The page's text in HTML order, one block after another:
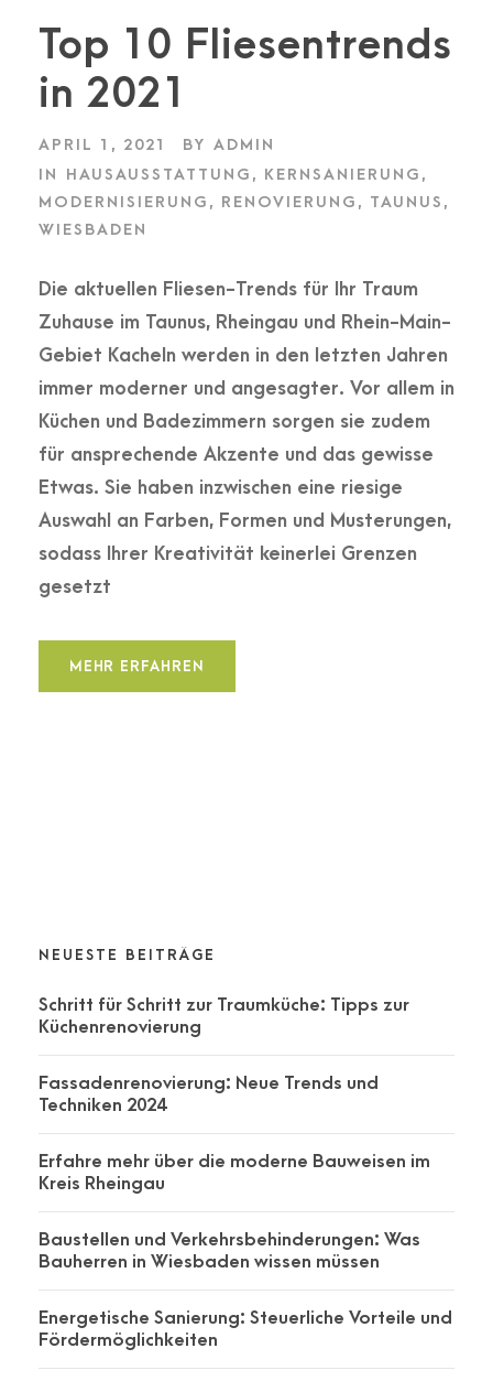
Top 10 Fliesentrends
in 2021
APRIL 1, 2021 BY ADMIN
IN
HAUSAUSSTATTUNG , KERNSANIERUNG ,
MODERNISIERUNG , RENOVIERUNG , TAUNUS ,
WIESBADEN
Die aktuellen Fliesen-Trends für Ihr Traum
Zuhause im Taunus, Rheingau und Rhein-Main-
Gebiet Kacheln werden in den letzten Jahren
immer moderner und angesagter. Vor allem in
Küchen und Badezimmern sorgen sie zudem
für ansprechende Akzente und das gewisse
Etwas. Sie haben inzwischen eine riesige
Auswahl an Farben, Formen und Musterungen,
sodass Ihrer Kreativität keinerlei Grenzen
gesetzt
MEHR ERFAHREN
NEUESTE BEITRÄGE
Schritt für Schritt zur Traumküche: Tipps zur
Küchenrenovierung
Fassadenrenovierung: Neue Trends und
Techniken 2024
Erfahre mehr über die moderne Bauweisen im
Kreis Rheingau
Baustellen und Verkehrsbehinderungen: Was
Bauherren in Wiesbaden wissen müssen
Energetische Sanierung: Steuerliche Vorteile und
Fördermöglichkeiten